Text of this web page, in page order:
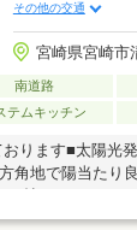
その他の交通
宮崎県宮崎市
南道路
テムキッチン
ります■太陽光
角地で陽当たり
武中学校まで約